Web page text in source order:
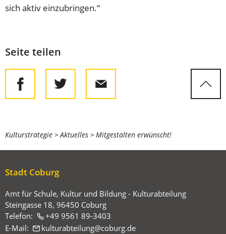
sich aktiv einzubringen.“
Seite teilen
Sie
befinden
sich
Kulturstrategie Aktuelles Mitgestalten erwünscht!
Stadt Coburg
Amt für Schule, Kultur und Bildung - Kulturabteilung
Steingasse 18, 96450 Coburg
Telefon:
+49 9561 89-3403
E-Mail:
kulturabteilung coburg de